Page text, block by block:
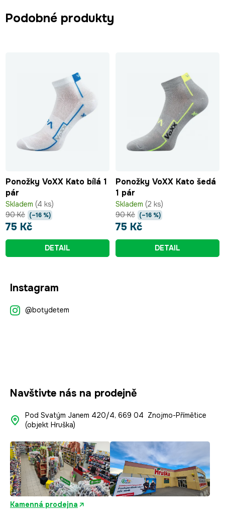
Podobné produkty
Ponožky VoXX Kato bílá 1
pár
Skladem (4 ks)
75 Kč
90 Kč (–16 %)
DETAIL
Ponožky VoXX Kato šedá
1 pár
Skladem (2 ks)
75 Kč
90 Kč (–16 %)
DETAIL
Instagram
@botydetem
Navštivte nás na prodejně
Pod Svatým Janem 420/4, 669 04 Znojmo-Přímětice
(objekt Hruška)
Kamenná prodejna